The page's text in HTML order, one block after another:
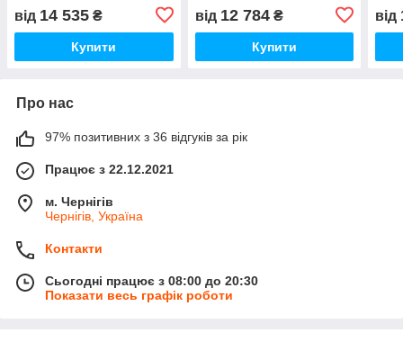
фланець 4х10мм
від 14 535 ₴
Купити
фланець 4х10мм
від 12 784₴
Купити
від
Про нас
97% позитивних з 36 відгуків за рік
Працює з 22.12.2021
м. Чернігів
Чернігів, Україна
Контакти
Сьогодні працює з 08:00 до 20:30
Показати весь графік роботи